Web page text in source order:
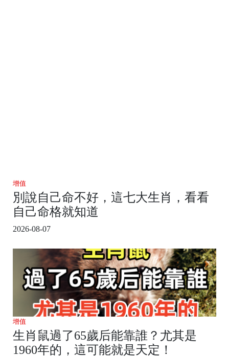
增值
別說自己命不好，這七大生肖，看看
自己命格就知道
2026-08-07
增值
生肖鼠過了65歲后能靠誰？尤其是
1960年的，這可能就是天定！